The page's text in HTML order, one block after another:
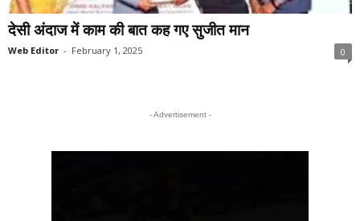
देसी अंदाज में काम की बात कह गए सुजीत मान
Web Editor - February 1, 2025 0
- Advertisement -